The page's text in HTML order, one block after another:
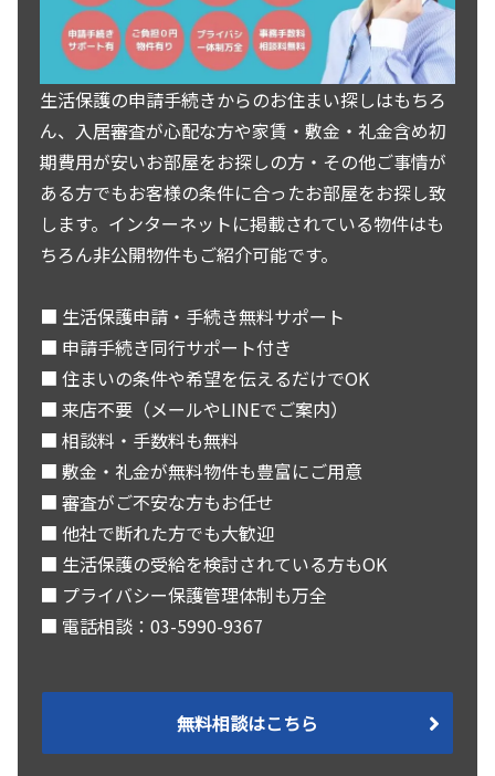
生活保護の申請手続きからのお住まい探しはもちろ
ん、入居審査が心配な方や家賃・敷金・礼金含め初
期費用が安いお部屋をお探しの方・その他ご事情が
ある方でもお客様の条件に合ったお部屋をお探し致
します。インターネットに掲載されている物件はも
ちろん非公開物件もご紹介可能です。
■ 生活保護申請・手続き無料サポート
■ 申請手続き同行サポート付き
■ 住まいの条件や希望を伝えるだけでOK
■ 来店不要（メールやLINEでご案内）
■ 相談料・手数料も無料
■ 敷金・礼金が無料物件も豊富にご用意
■ 審査がご不安な方もお任せ
■ 他社で断れた方でも大歓迎
■ 生活保護の受給を検討されている方もOK
■ プライバシー保護管理体制も万全
■ 電話相談：03-5990-9367
無料相談はこちら